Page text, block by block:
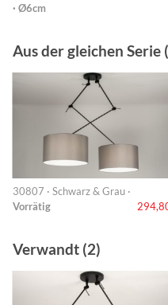
· Ø6cm
Aus der gleichen Serie
30807 · Schwarz & Grau ·
Vorrätig
Verwandt (2)